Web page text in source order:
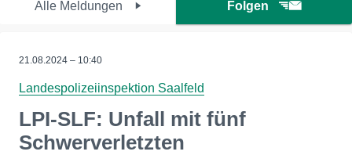
Alle Meldungen Folgen
21.08.2024 – 10:40
Landespolizeiinspektion Saalfeld
LPI-SLF: Unfall mit fünf
Schwerverletzten